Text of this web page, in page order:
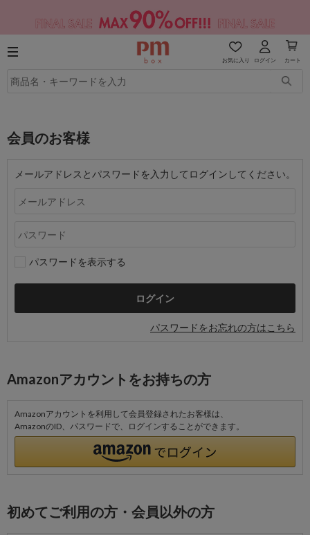
お気に入り ログイン カート
会員のお客様
メールアドレスとパスワードを入力してログインしてください。
パスワードを表示する
パスワードをお忘れの方はこちら
Amazonアカウントをお持ちの方
Amazonアカウントを利用して会員登録されたお客様は、
AmazonのID、パスワードで、ログインすることができます。
初めてご利用の方・会員以外の方